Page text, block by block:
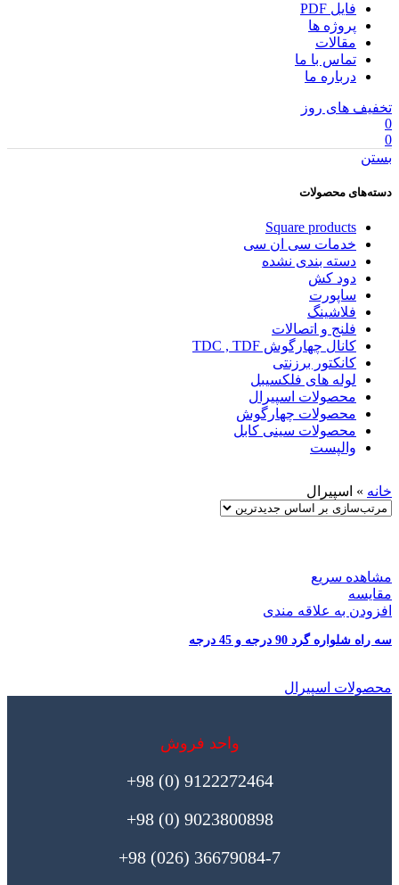
فایل PDF
پروژه ها
مقالات
تماس با ما
درباره ما
تخفیف های روز
0
0
بستن
دسته‌های محصولات
Square products
خدمات سی ان سی
دسته بندی نشده
دود کش
ساپورت
فلاشینگ
فلنج و اتصالات
کانال چهارگوش TDC , TDF
کانکتور برزنتی
لوله های فلکسیبل
محصولات اسپیرال
محصولات چهارگوش
محصولات سینی کابل
والپست
خانه » اسپیرال
مشاهده سریع
مقایسه
افزودن به علاقه مندی
سه راه شلواره گرد 90 درجه و 45 درجه
محصولات اسپیرال
واحد فروش
9122272464 (0) 98+
9023800898 (0) 98+
36679084-7 (026) 98+